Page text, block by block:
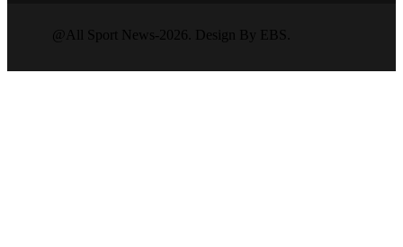
@All Sport News-2026. Design By EBS.